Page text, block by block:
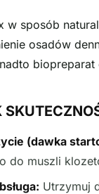
w sposób
osadów
(dawka
do muszli
Utrzymuj